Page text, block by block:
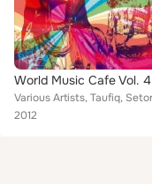
World Music Cafe Vol. 4
2012